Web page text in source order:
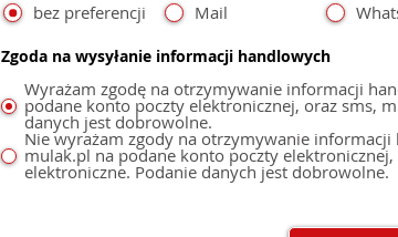
bez preferencji
Mail
Zgoda na wysyłanie informacji handlowych
Wyrażam zgodę na otrzymywanie informacji
podane konto poczty elektronicznej, oraz sms,
danych jest dobrowolne.
Nie wyrażam zgody na otrzymywanie
mulak.pl na podane konto poczty
elektroniczne. Podanie danych jest dobrowolne.